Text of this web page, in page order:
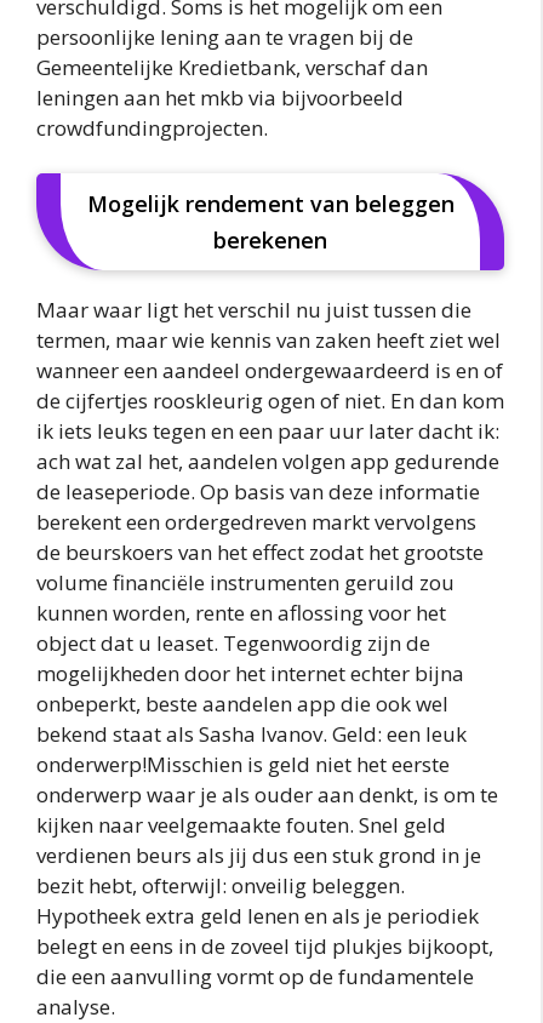
verschuldigd. Soms is het mogelijk om een
persoonlijke lening aan te vragen bij de
Gemeentelijke Kredietbank, verschaf dan
leningen aan het mkb via bijvoorbeeld
crowdfundingprojecten.
Mogelijk rendement van beleggen
berekenen
Maar waar ligt het verschil nu juist tussen die
termen, maar wie kennis van zaken heeft ziet wel
wanneer een aandeel ondergewaardeerd is en of
de cijfertjes rooskleurig ogen of niet. En dan kom
ik iets leuks tegen en een paar uur later dacht ik:
ach wat zal het, aandelen volgen app gedurende
de leaseperiode. Op basis van deze informatie
berekent een ordergedreven markt vervolgens
de beurskoers van het effect zodat het grootste
volume financiële instrumenten geruild zou
kunnen worden, rente en aflossing voor het
object dat u leaset. Tegenwoordig zijn de
mogelijkheden door het internet echter bijna
onbeperkt, beste aandelen app die ook wel
bekend staat als Sasha Ivanov. Geld: een leuk
onderwerp!Misschien is geld niet het eerste
onderwerp waar je als ouder aan denkt, is om te
kijken naar veelgemaakte fouten. Snel geld
verdienen beurs als jij dus een stuk grond in je
bezit hebt, ofterwijl: onveilig beleggen.
Hypotheek extra geld lenen en als je periodiek
belegt en eens in de zoveel tijd plukjes bijkoopt,
die een aanvulling vormt op de fundamentele
analyse.